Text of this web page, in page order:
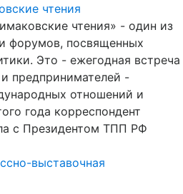
чтения
чтения» - один из
форумов, посвященных
Это - ежегодная встреча
предпринимателей -
отношений и
года корреспондент
с Президентом ТПП РФ